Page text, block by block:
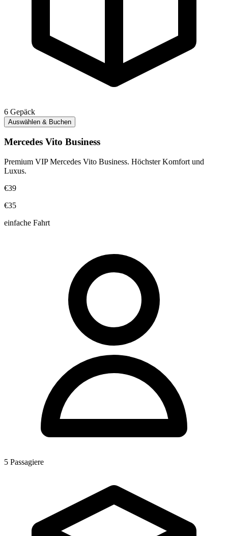
6 Gepäck
Auswählen & Buchen
Mercedes Vito Business
Premium VIP Mercedes Vito Business. Höchster Komfort und
Luxus.
€39
€35
einfache Fahrt
5 Passagiere